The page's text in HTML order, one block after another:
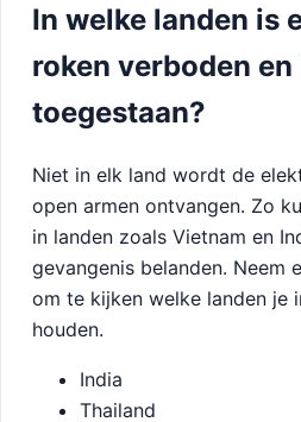
In welke landen is
roken verboden
toegestaan?
Niet in elk land wordt de
open armen ontvangen. Zo
in landen zoals Vietnam en
gevangenis belanden. Neem
om te kijken welke landen je
houden.
India
Thailand